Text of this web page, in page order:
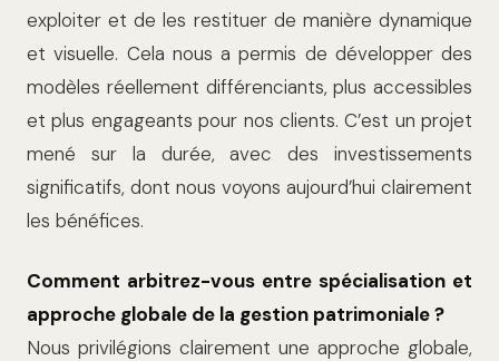
exploiter et de les restituer de manière dynamique
et visuelle. Cela nous a permis de développer des
modèles réellement différenciants, plus accessibles
et plus engageants pour nos clients. C’est un projet
mené sur la durée, avec des investissements
significatifs, dont nous voyons aujourd’hui clairement
les bénéfices.
Comment arbitrez-vous entre spécialisation et
approche globale de la gestion patrimoniale ?
Nous privilégions clairement une approche globale,